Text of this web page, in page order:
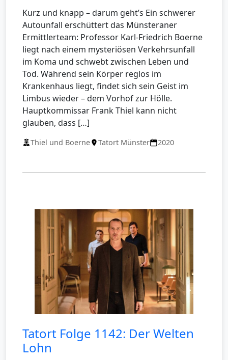
Kurz und knapp – darum geht’s Ein schwerer
Autounfall erschüttert das Münsteraner
Ermittlerteam: Professor Karl-Friedrich Boerne
liegt nach einem mysteriösen Verkehrsunfall
im Koma und schwebt zwischen Leben und
Tod. Während sein Körper reglos im
Krankenhaus liegt, findet sich sein Geist im
Limbus wieder – dem Vorhof zur Hölle.
Hauptkommissar Frank Thiel kann nicht
glauben, dass […]
Thiel und Boerne Tatort Münster 2020
Tatort Folge 1142: Der Welten
Lohn